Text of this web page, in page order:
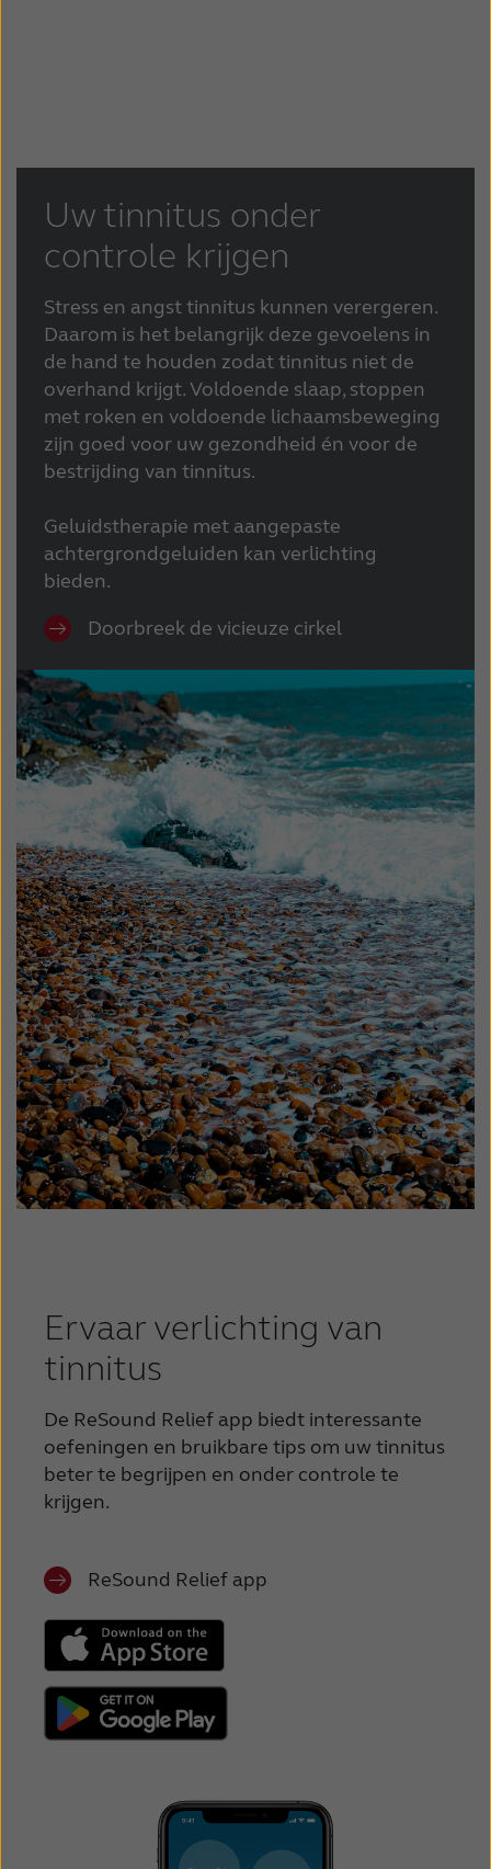
Uw tinnitus onder
controle krijgen
Stress en angst tinnitus kunnen verergeren.
Daarom is het belangrijk deze gevoelens in
de hand te houden zodat tinnitus niet de
overhand krijgt. Voldoende slaap, stoppen
met roken en voldoende lichaamsbeweging
zijn goed voor uw gezondheid én voor de
bestrijding van tinnitus.
Geluidstherapie met aangepaste
achtergrondgeluiden kan verlichting
bieden.
Doorbreek de vicieuze cirkel
Ervaar verlichting van
tinnitus
De ReSound Relief app biedt interessante
oefeningen en bruikbare tips om uw tinnitus
beter te begrijpen en onder controle te
krijgen.
ReSound Relief app